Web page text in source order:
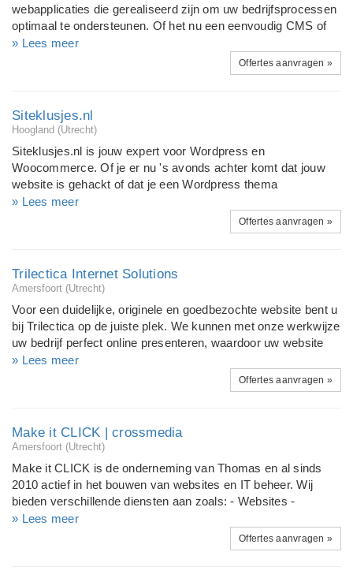
webapplicaties die gerealiseerd zijn om uw bedrijfsprocessen
optimaal te ondersteunen. Of het nu een eenvoudig CMS of
webshop betreft of een ERP-oplossing met geavanceerde
planningsprocessen, FreshTag realiseert met haar F3-
framework oplossingen die altijd voldoen aan 'tailored to fit,
» Lees meer
Offertes aanvragen »
Siteklusjes.nl
Hoogland (Utrecht)
Siteklusjes.nl is jouw expert voor Wordpress en
Woocommerce. Of je er nu 's avonds achter komt dat jouw
website is gehackt of dat je een Wordpress thema
geinstalleerd wilt hebben. Maandelijks onderhoud ( updaten )
van plugins, backups van jouw website of webwinkel, CSS
code aanpassen of schrijven of het beveiligen van jouw
» Lees meer
Offertes aanvragen »
Trilectica Internet Solutions
Amersfoort (Utrecht)
Voor een duidelijke, originele en goedbezochte website bent u
bij Trilectica op de juiste plek. We kunnen met onze werkwijze
uw bedrijf perfect online presenteren, waardoor uw website
bijdraagt aan uw bedrijfsdoelstellingen. Dit doen we aan de
hand van het koppelen van onze technische kracht aan state-
» Lees meer
Offertes aanvragen »
Make it CLICK | crossmedia
Amersfoort (Utrecht)
Make it CLICK is de onderneming van Thomas en al sinds
2010 actief in het bouwen van websites en IT beheer. Wij
bieden verschillende diensten aan zoals: - Websites -
Webshops - IT beheer - Netwerken (wifi en bekabeld) -
Glasvezelinternet - Alarm en camera systemen
» Lees meer
Offertes aanvragen »